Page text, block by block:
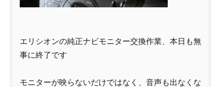
エリシオンの純正ナビモニター交換作業、本日も無
事に終了です
モニターが映らないだけではなく、音声も出なくな